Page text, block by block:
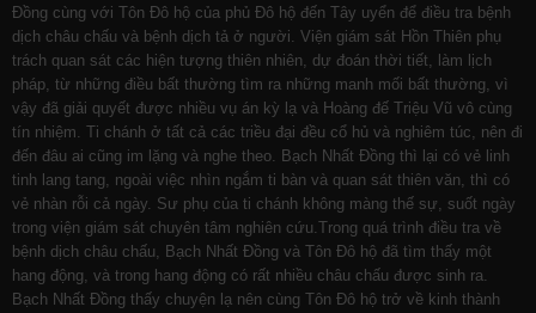
Đồng cùng với Tôn Đô hộ của phủ Đô hộ đến Tây uyển để điều tra bệnh
dịch châu chấu và bệnh dịch tả ở người. Viện giám sát Hồn Thiên phụ
trách quan sát các hiện tượng thiên nhiên, dự đoán thời tiết, làm lịch
pháp, từ những điều bất thường tìm ra những manh mối bất thường, vì
vậy đã giải quyết được nhiều vụ án kỳ lạ và Hoàng đế Triệu Vũ vô cùng
tín nhiệm. Ti chánh ở tất cả các triều đại đều cổ hủ và nghiêm túc, nên đi
đến đâu ai cũng im lặng và nghe theo. Bạch Nhất Đồng thì lại có vẻ linh
tinh lang tang, ngoài việc nhìn ngắm ti bàn và quan sát thiên văn, thì có
vẻ nhàn rỗi cả ngày. Sư phụ của ti chánh không màng thế sự, suốt ngày
trong viện giám sát chuyên tâm nghiên cứu.Trong quá trình điều tra về
bệnh dịch châu chấu, Bạch Nhất Đồng và Tôn Đô hộ đã tìm thấy một
hang động, và trong hang động có rất nhiều châu chấu được sinh ra.
Bạch Nhất Đồng thấy chuyện lạ nên cùng Tôn Đô hộ trở về kinh thành